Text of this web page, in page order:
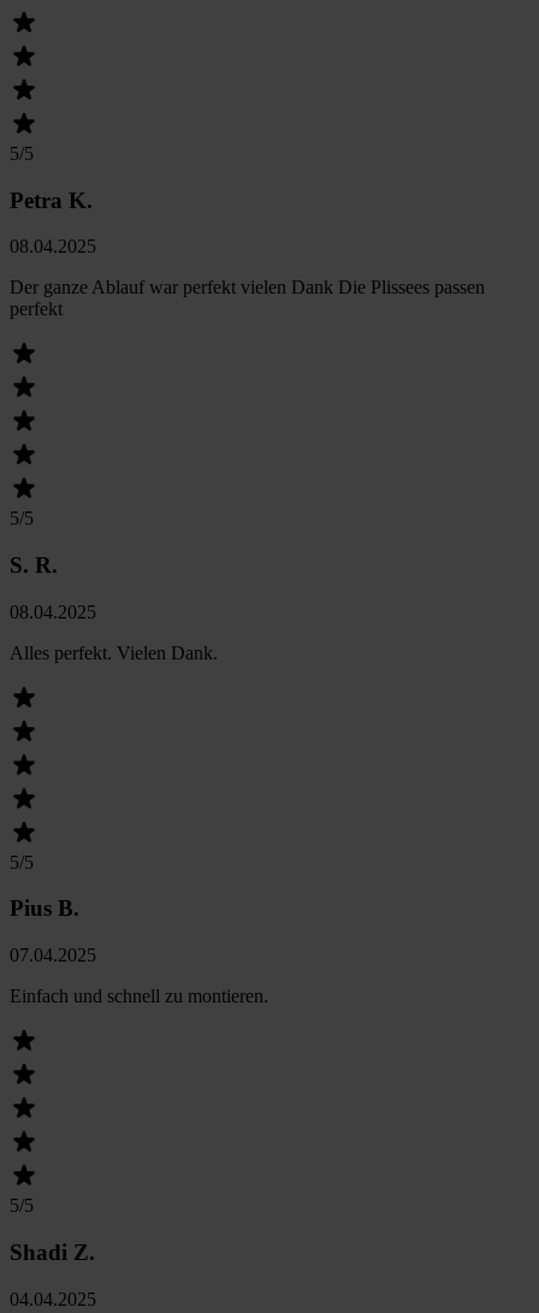
5/5
Petra K.
08.04.2025
Der ganze Ablauf war perfekt vielen Dank Die Plissees passen
perfekt
5/5
S. R.
08.04.2025
Alles perfekt. Vielen Dank.
5/5
Pius B.
07.04.2025
Einfach und schnell zu montieren.
5/5
Shadi Z.
04.04.2025